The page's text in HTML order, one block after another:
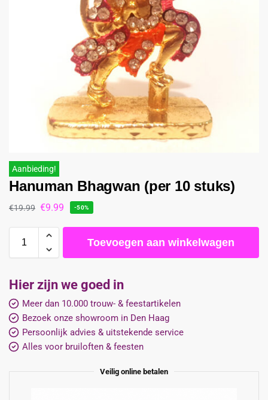
Aanbieding!
Hanuman Bhagwan (per 10 stuks)
€19.99 €9.99 -50%
Toevoegen aan winkelwagen
Hier zijn we goed in
Meer dan 10.000 trouw- & feestartikelen
Bezoek onze showroom in Den Haag
Persoonlijk advies & uitstekende service
Alles voor bruiloften & feesten
Veilig online betalen